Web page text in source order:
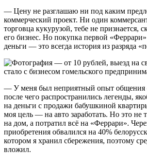
— Цену не разглашаю ни под каким
коммерческий проект. Ни один
торговца кукурузой, тебе не признается,
его бизнес. Но покупка первой
деньги — это всегда история из разряда
— У меня был неприятный опыт общения
после чего распространились легенды,
на деньги с продажи бабушкиной
моя цель — на авто заработать. Но это не
на дом, а потратил всё на «Феррари».
приобретения обвалился на 40%
котором я хранил сбережения, поэтому
вложил.